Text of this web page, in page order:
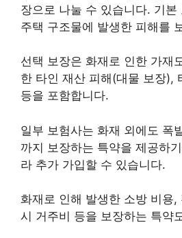
장으로 나눌 수 있습니다. 기본
주택 구조물에 발생한 피해를
선택 보장은 화재로 인한 가재
한 타인 재산 피해(대물 보장),
등을 포함합니다.
일부 보험사는 화재 외에도 폭
까지 보장하는 특약을 제공하
라 추가 가입할 수 있습니다.
화재로 인해 발생한 소방 비용,
시 거주비 등을 보장하는 특약